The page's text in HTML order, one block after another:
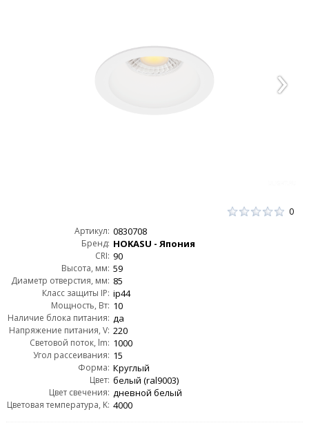
0
Артикул: 0830708
Бренд: HOKASU - Япония
CRI: 90
Высота, мм: 59
Диаметр отверстия, мм: 85
Класс защиты IP: ip44
Мощность, Вт: 10
Наличие блока питания: да
Напряжение питания, V: 220
Световой поток, lm: 1000
Угол рассеивания: 15
Форма: Круглый
Цвет: белый (ral9003)
Цвет свечения: дневной белый
Цветовая температура, K: 4000